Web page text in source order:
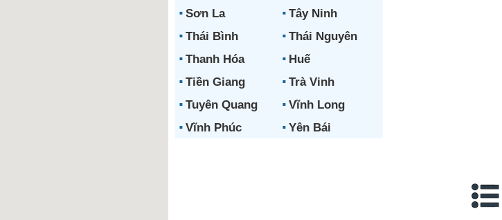
Sơn La
Tây Ninh
Thái Bình
Thái Nguyên
Thanh Hóa
Huế
Tiền Giang
Trà Vinh
Tuyên Quang
Vĩnh Long
Vĩnh Phúc
Yên Bái